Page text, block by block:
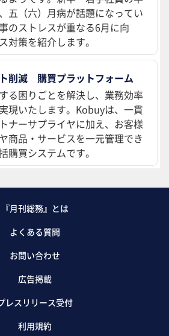
五（六）月病が話題になってい
のストレスが重なる6月に向
対策を紹介します。
削減 購買プラットフォーム
る困りごとを解決し、業務効率
現いたします。Kobuyは、一貫
ナーサプライヤに加え、お客様
商品・サービスを一元管理でき
購買システムです。
『月刊総務』とは
よくある質問
お問い合わせ
広告掲載
レスリリース受付
利用規約